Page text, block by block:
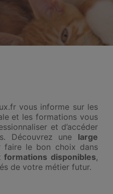
vous informe sur les
et les formations vous
et d’accéder
Découvrez une large
faire le bon choix dans
formations disponibles,
de votre métier futur.